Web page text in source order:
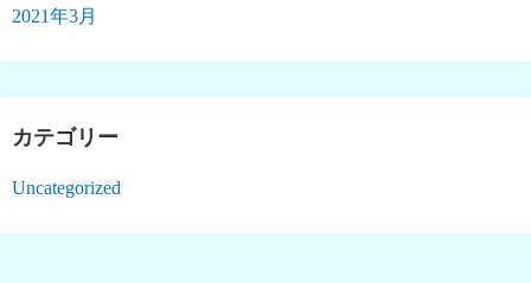
2021年3月
カテゴリー
Uncategorized